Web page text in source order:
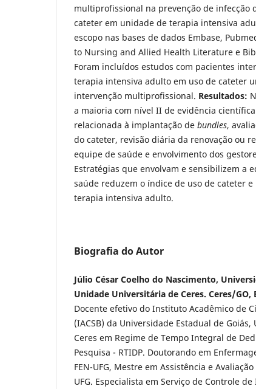
multiprofissional na prevenção de infecção
cateter em unidade de terapia intensiva
escopo nas bases de dados Embase,
to Nursing and Allied Health Literature e
Foram incluídos estudos com pacientes
terapia intensiva adulto em uso de cateter
intervenção multiprofissional. Resultados:
a maioria com nível II de evidência
relacionada à implantação de bundles,
do cateter, revisão diária da renovação ou
equipe de saúde e envolvimento dos
Estratégias que envolvam e sensibilizem a
saúde reduzem o índice de uso de cateter
terapia intensiva adulto.
Biografia do Autor
Júlio César Coelho do Nascimento,
Unidade Universitária de Ceres. Ceres/GO,
Docente efetivo do Instituto Acadêmico de
(IACSB) da Universidade Estadual de
Ceres em Regime de Tempo Integral de
Pesquisa - RTIDP. Doutorando em
FEN-UFG, Mestre em Assistência e Avaliação
UFG. Especialista em Serviço de Controle